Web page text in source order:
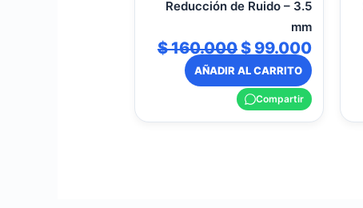
Reducción de Ruido – 3.5
mm
$160.000$ 99.000
AÑADIR AL CARRITO
Compartir